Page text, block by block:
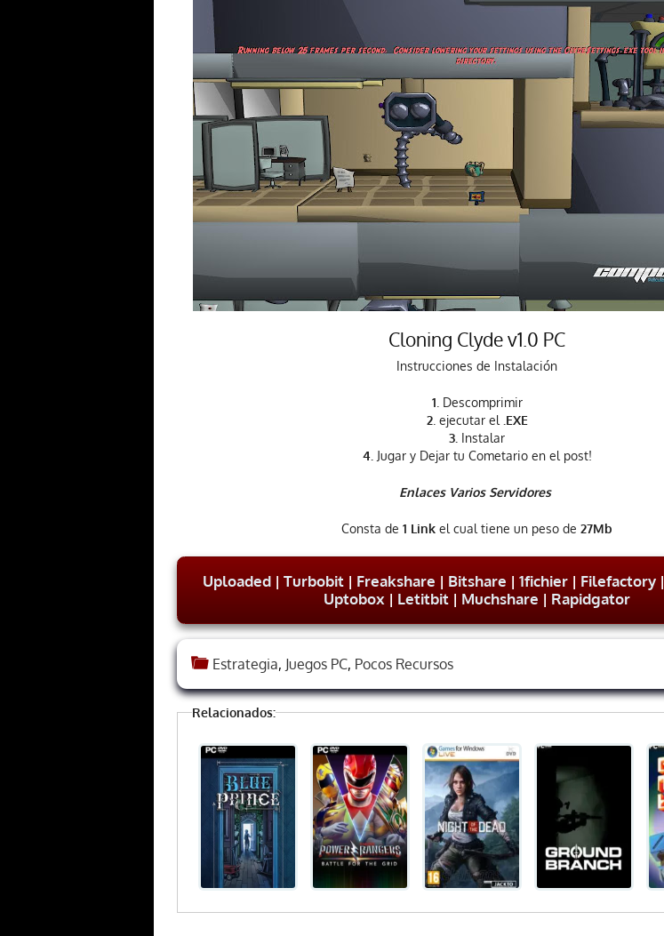
Cloning Clyde v1.0 PC
Instrucciones de Instalación
1 . Descomprimir
2. ejecutar el .EXE
3. Instalar
4. Jugar y Dejar tu Cometario en el post!
Enlaces Varios Servidores
Consta de 1 Link el cual tiene un peso de 27Mb
Uploaded| Turbobit| Freakshare | Bitshare | 1fichier| Filefactory|
Uptobox | Letitbit | Muchshare | Rapidgator
Estrategia, Juegos PC, Pocos Recursos
Relacionados: